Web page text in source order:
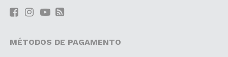
MÉTODOS DE PAGAMENTO